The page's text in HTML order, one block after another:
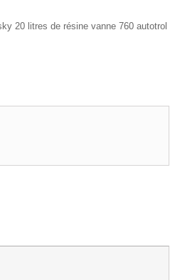
20 litres de résine vanne 760 autotrol